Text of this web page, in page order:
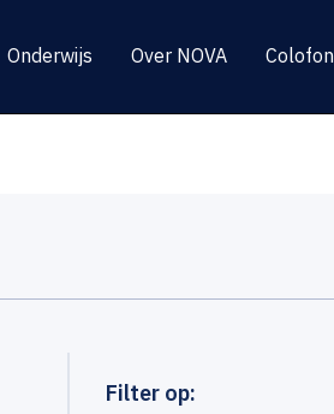
Onderwijs Over NOVA Colofon
Filter op: